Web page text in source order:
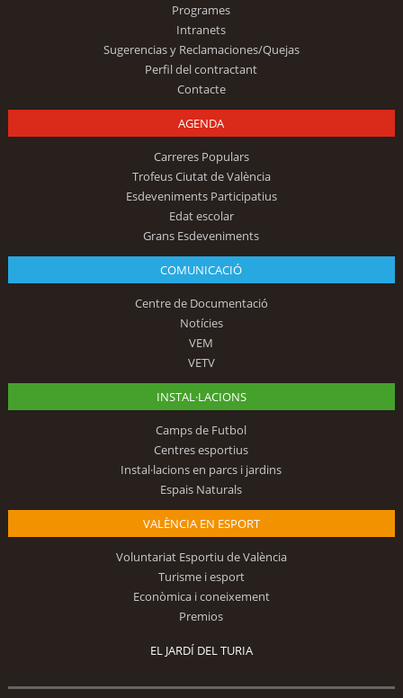
Programes
Intranets
Sugerencias y Reclamaciones/Quejas
Perfil del contractant
Contacte
AGENDA
Carreres Populars
Trofeus Ciutat de València
Esdeveniments Participatius
Edat escolar
Grans Esdeveniments
COMUNICACIÓ
Centre de Documentació
Notícies
VEM
VETV
INSTAL·LACIONS
Camps de Futbol
Centres esportius
Instal·lacions en parcs i jardins
Espais Naturals
VALÈNCIA EN ESPORT
Voluntariat Esportiu de València
Turisme i esport
Econòmica i coneixement
Premios
EL JARDÍ DEL TURIA